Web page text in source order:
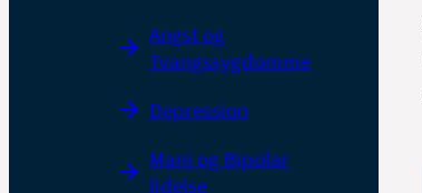
Angst og
Tvangssygdomme
Depression
Mani og Bipolar
lidelse